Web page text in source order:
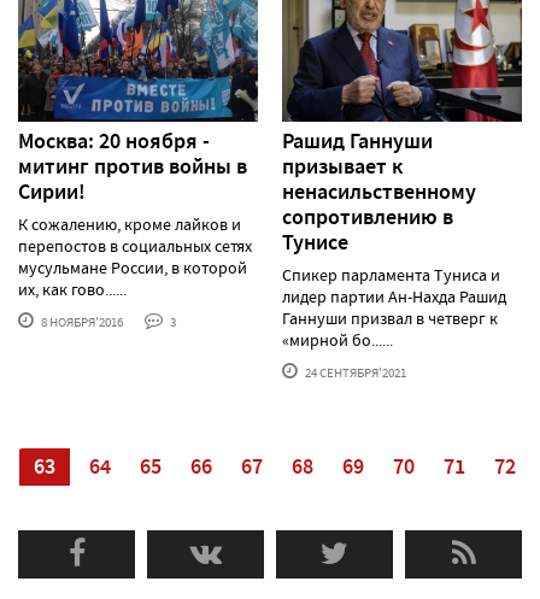
Москва: 20 ноября -
митинг против войны в
Сирии!
К сожалению, кроме лайков и
перепостов в социальных сетях
мусульмане России, в которой
их, как гово......
8 НОЯБРЯ'2016 3
Рашид Ганнуши
призывает к
ненасильственному
сопротивлению в
Тунисе
Спикер парламента Туниса и
лидер партии Ан-Нахда Рашид
Ганнуши призвал в четверг к
«мирной бо......
24 СЕНТЯБРЯ'2021
63 64 65 66 67 68 69 70 71 72